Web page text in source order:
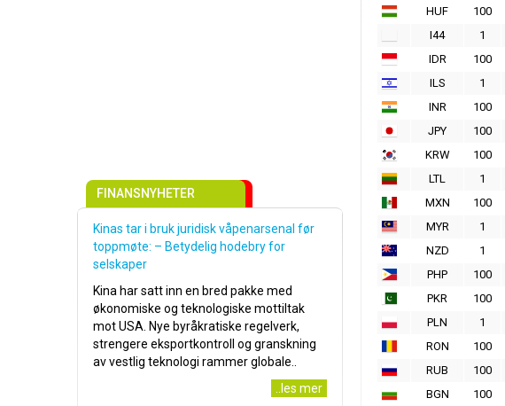
HUF
100
I44
1
IDR
100
ILS
1
INR
100
JPY
100
KRW
100
LTL
1
MXN
100
MYR
1
NZD
1
PHP
100
PKR
100
PLN
1
RON
100
RUB
100
BGN
100
FINANSNYHETER
Kinas tar i bruk juridisk våpenarsenal før
toppmøte: – Betydelig hodebry for
selskaper
Kina har satt inn en bred pakke med
økonomiske og teknologiske mottiltak
mot USA. Nye byråkratiske regelverk,
strengere eksportkontroll og granskning
av vestlig teknologi rammer globale..
..les mer